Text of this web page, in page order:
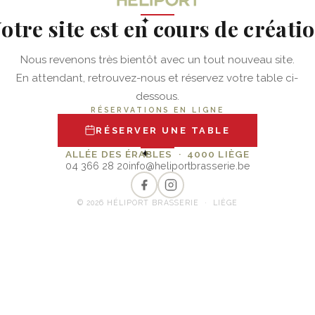
✦
site est en cours de
Nous revenons très bientôt avec un tout nouveau site.
En attendant, retrouvez-nous et réservez votre table ci-
dessous.
RÉSERVATIONS EN LIGNE
RÉSERVER UNE TABLE
✦
ALLÉE DES ÉRABLES · 4000 LIÈGE
04 366 28 20info@heliportbrasserie.be
© 2026 HÉLIPORT BRASSERIE · LIÈGE